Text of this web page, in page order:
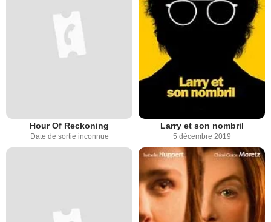
Hour Of Reckoning
Date de sortie inconnue
Larry et son nombril
5 décembre 2019